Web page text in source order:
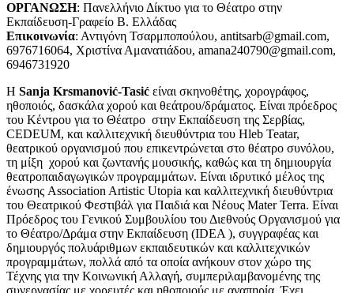
ΟΡΓΑΝΩΣΗ: Πανελλήνιο Δίκτυο για το Θέατρο στην
Εκπαίδευση-Γραφείο Β. Ελλάδας
Επικοινωνία: Αντιγόνη Τσαρμποπούλου, antitsarb@gmail.com,
6976716064, Χριστίνα Αμανατιάδου, amana240790@gmail.com,
6946731920
Η Sanja Krsmanović-Tasić είναι σκηνοθέτης, χορογράφος,
ηθοποιός, δασκάλα χορού και θεάτρου/δράματος. Είναι πρόεδρος
του Κέντρου για το Θέατρο στην Εκπαίδευση της Σερβίας,
CEDEUM, και καλλιτεχνική διευθύντρια του Hleb Teatar,
θεατρικού οργανισμού που επικεντρώνεται στο θέατρο συνόλου,
τη μίξη χορού και ζωντανής μουσικής, καθώς και τη δημιουργία
θεατροπαιδαγωγικών προγραμμάτων. Είναι ιδρυτικό μέλος της
ένωσης Association Artistic Utopia και καλλιτεχνική διευθύντρια
του Θεατρικού Φεστιβάλ για Παιδιά και Νέους Mater Terra. Είναι
Πρόεδρος του Γενικού Συμβουλίου του Διεθνούς Οργανισμού για
το Θέατρο/Δράμα στην Εκπαίδευση (IDEA ), συγγραφέας και
δημιουργός πολυάριθμων εκπαιδευτικών και καλλιτεχνικών
προγραμμάτων, πολλά από τα οποία ανήκουν στον χώρο της
Τέχνης για την Κοινωνική Αλλαγή, συμπεριλαμβανομένης της
συνεργασίας με χορευτές και ηθοποιούς με αναπηρία. Έχει